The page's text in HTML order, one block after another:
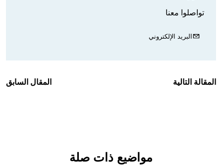
تواصلوا معنا
البريد الإلكتروني
المقالة التالية المقال السابق
مواضيع ذات صلة